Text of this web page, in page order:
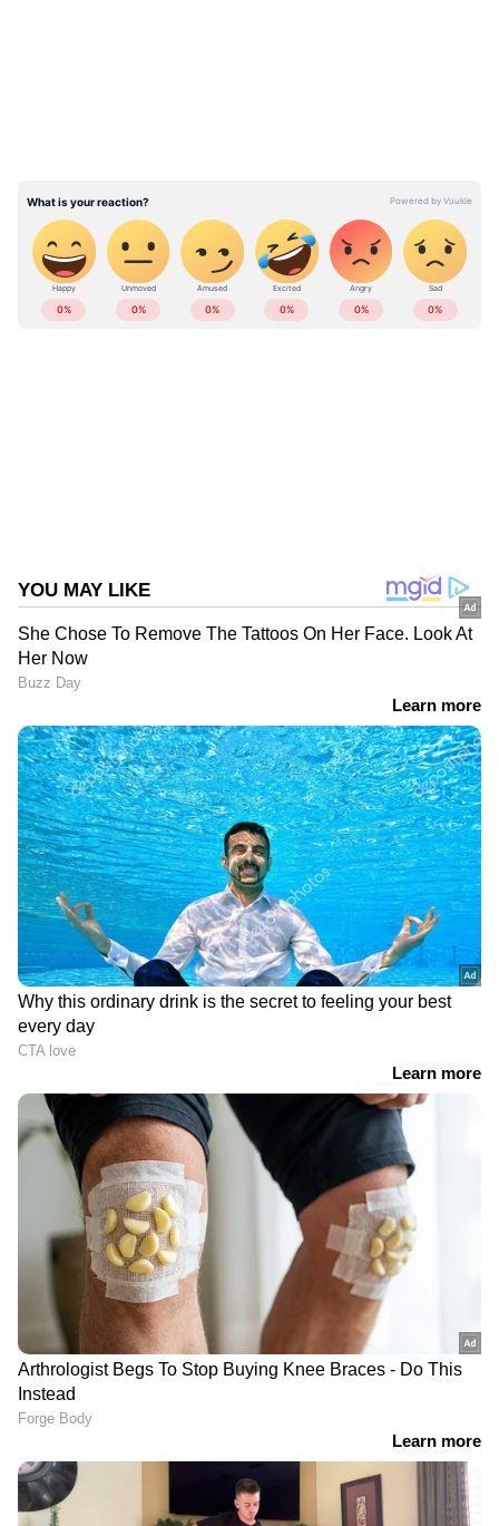
സാഹചര്യത്തെയാണ് ശക്തമായ മഴ എന്നത്
കൊണ്ട് അർത്ഥമാക്കുന്നത്.
മഴ മുന്നറിയിപ്പുകള്‍ ഇങ്ങനെ
23-07-2023 : ഇടുക്കി, മലപ്പുറം, കോഴിക്കോട്,
വയനാട്, കണ്ണൂർ, കാസർഗോഡ്
24-07-2023 : ഇടുക്കി, മലപ്പുറം, കോഴിക്കോട്,
25-07-2023 : ഇടുക്കി, കോഴിക്കോട്, വയനാട്,
കണ്ണൂർ, കാസർഗോഡ്
ABOUT THE AUTHOR
DOWNLOAD APP
കേരളത്തിലെ എല്ലാLocal Newsഅറിയാൻ
എപ്പോഴും ഏഷ്യാനെറ്റ് ന്യൂസ് വാർത്തകൾ.
Malayalam News
ആഴത്തിലുള്ള വിശകലനവും സമഗ്രമായ
റിപ്പോർട്ടിംഗും — എല്ലാം ഒരൊറ്റ സ്ഥലത്ത്.
ഏത് സമയത്തും, എവിടെയും
വിശ്വസനീയമായ വാർത്തകൾ ലഭിക്കാൻ
Asianet News Malayalam